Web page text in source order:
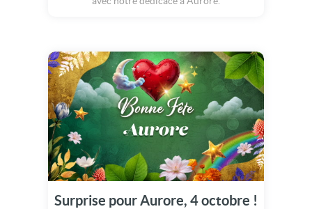
Surprise pour Aurore, 4 octobre !